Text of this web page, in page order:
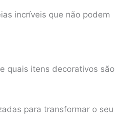
incríveis que não podem
quais itens decorativos são
para transformar o seu